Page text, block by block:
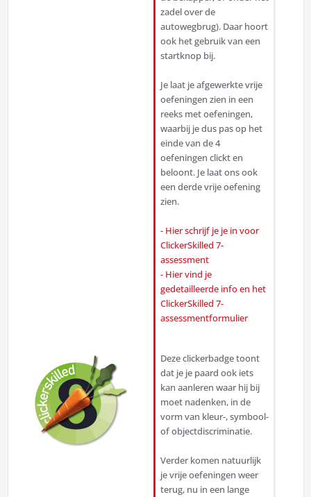
zadel over de
autowegbrug). Daar hoort
ook het gebruik van een
startknop bij.
Je laat je afgewerkte vrije
oefeningen zien in een
reeks met oefeningen,
waarbij je dus pas op het
einde van de 4
oefeningen clickt en
beloont. Je laat ons ook
een derde vrije oefening
zien.
- Hier schrijf je je in voor
ClickerSkilled 7-
assessment
- Hier vind je
gedetailleerde info en het
ClickerSkilled 7-
assessmentformulier
Deze clickerbadge toont
dat je je paard ook iets
kan aanleren waar hij bij
moet nadenken, in de
vorm van kleur-, symbool-
of objectdiscriminatie.
Verder komen natuurlijk
je vrije oefeningen weer
terug, nu in een lange